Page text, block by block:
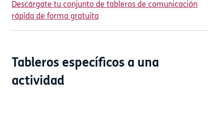
Descárgate tu conjunto de tableros de comunicación
rápida de forma gratuita
Tableros específicos a una
actividad